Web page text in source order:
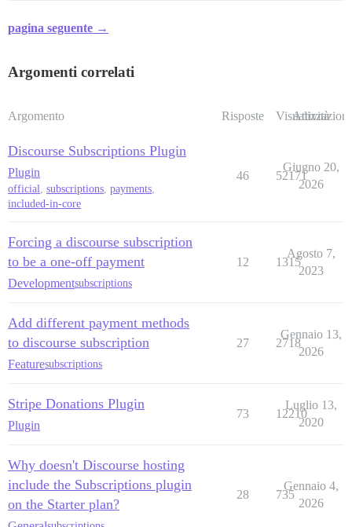
pagina seguente →
Argomenti correlati
Argomento Risposte Visualizzazioni
Attività
Discourse Subscriptions Plugin
Plugin
official subscriptions payments
included-in-core
46 52171
Giugno 20,
2026
Forcing a discourse subscription
to be a one-off payment
Developmentsubscriptions
12 1315
Agosto 7,
2023
Add different payment methods
to discourse subscription
Featuresubscriptions
27 2718
Gennaio 13,
2026
Stripe Donations Plugin
Plugin
73 12210
Luglio 13,
2020
Why doesn't Discourse hosting
include the Subscriptions plugin
on the Starter plan?
28 735
Gennaio 4,
2026